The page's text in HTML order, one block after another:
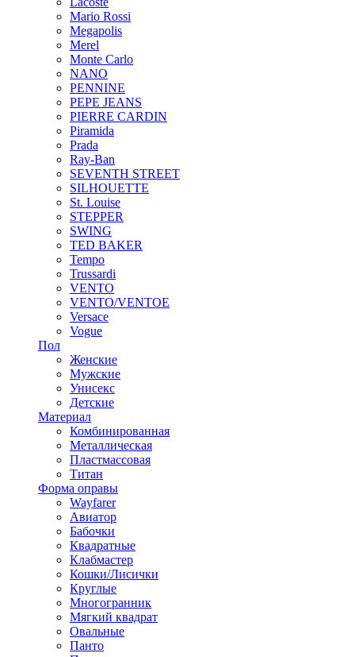
Mario Rossi
Megapolis
Merel
Monte Carlo
NANO
PENNINE
PEPE JEANS
PIERRE CARDIN
Piramida
Prada
Ray-Ban
SEVENTH STREET
SILHOUETTE
St. Louise
STEPPER
SWING
TED BAKER
Tempo
Trussardi
VENTO
VENTO/VENTOE
Versace
Vogue
Пол
Женские
Мужские
Унисекс
Детские
Материал
Комбинированная
Металлическая
Пластмассовая
Титан
Форма оправы
Wayfarer
Авиатор
Бабочки
Квадратные
Клабмастер
Кошки/Лисички
Круглые
Многогранник
Мягкий квадрат
Овальные
Панто